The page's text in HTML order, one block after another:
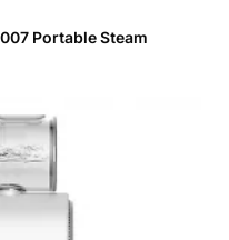
Portable Steam